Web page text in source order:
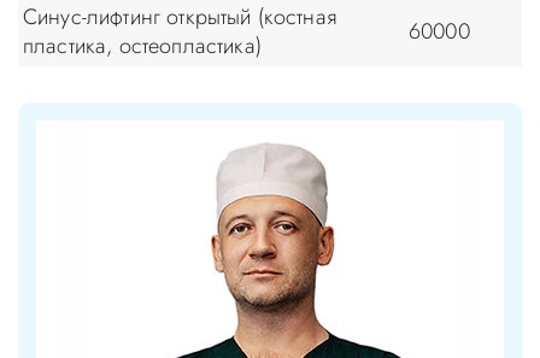
Синус-лифтинг открытый (костная
пластика, остеопластика)
60000